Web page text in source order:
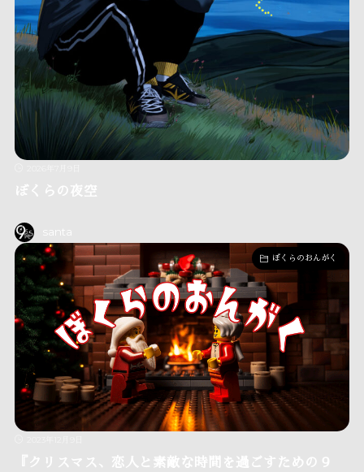
ぼくらの夜空
santa
ぼくらのおんがく
『クリスマス、恋人と素敵な時間を過ごすための９